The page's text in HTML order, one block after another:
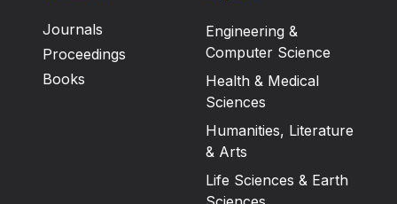
Journals
Proceedings
Books
Engineering &
Computer Science
Health & Medical
Sciences
Humanities, Literature
& Arts
Life Sciences & Earth